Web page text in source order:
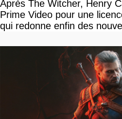
Après The Witcher, Henry
Prime Video pour une
qui redonne enfin des